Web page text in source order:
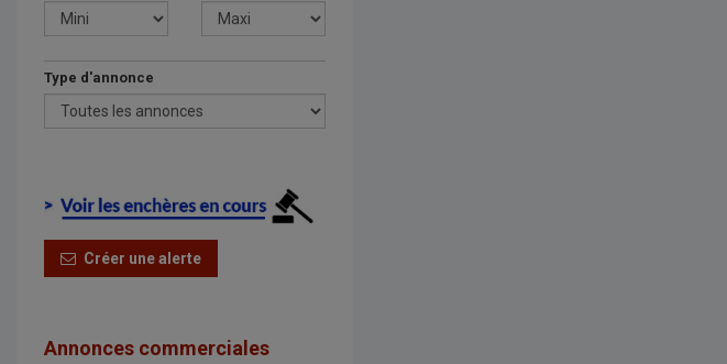
Type d'annonce
Créer une alerte
Annonces commerciales